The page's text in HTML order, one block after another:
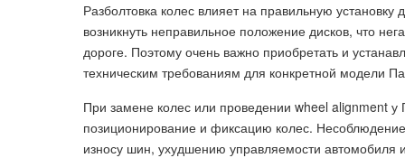
Разболтовка колес влияет на правильную
возникнуть неправильное положение дисков, что
дороге. Поэтому очень важно приобретать и
техническим требованиям для конкретной модели
При замене колес или проведении wheel alignment
позиционирование и фиксацию колес.
износу шин, ухудшению управляемости автомобиля